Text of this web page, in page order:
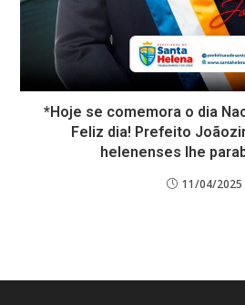
*Hoje se comemora o dia
Feliz dia! Prefeito
helenenses lhe
11/04/2025